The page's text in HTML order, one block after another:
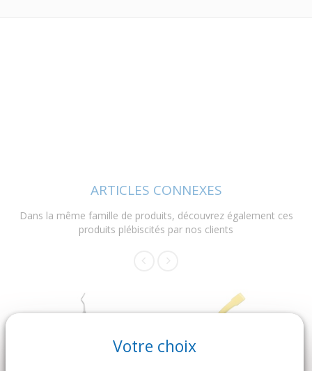
ARTICLES CONNEXES
Dans la même famille de produits, découvrez également ces
produits plébiscités par nos clients
Votre choix